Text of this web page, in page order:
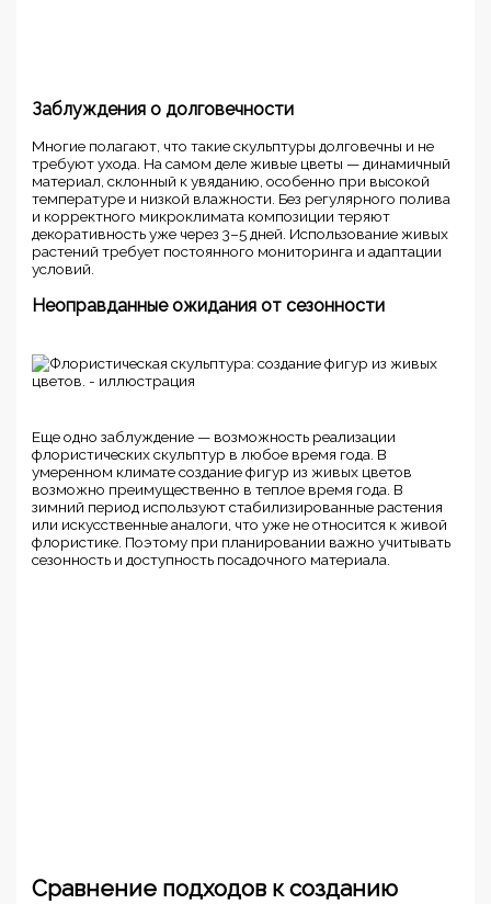
Заблуждения о долговечности
Многие полагают, что такие скульптуры долговечны и не
требуют ухода. На самом деле живые цветы — динамичный
материал, склонный к увяданию, особенно при высокой
температуре и низкой влажности. Без регулярного полива
и корректного микроклимата композиции теряют
декоративность уже через 3–5 дней. Использование живых
растений требует постоянного мониторинга и адаптации
условий.
Неоправданные ожидания от сезонности
Еще одно заблуждение — возможность реализации
флористических скульптур в любое время года. В
умеренном климате создание фигур из живых цветов
возможно преимущественно в теплое время года. В
зимний период используют стабилизированные растения
или искусственные аналоги, что уже не относится к живой
флористике. Поэтому при планировании важно учитывать
сезонность и доступность посадочного материала.
Сравнение подходов к созданию